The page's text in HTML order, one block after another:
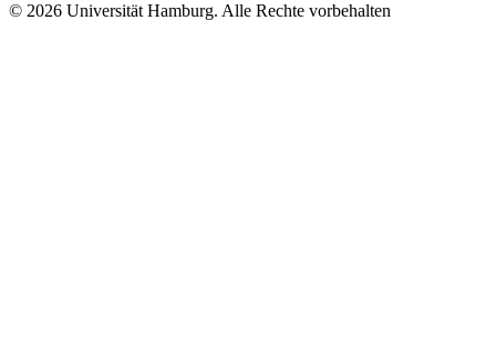
© 2026 Universität Hamburg. Alle Rechte vorbehalten